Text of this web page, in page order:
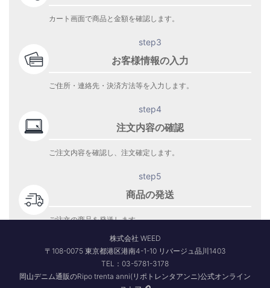
カート画面で商品と金額を確認します。
step3
お客様情報の入力
ご住所・連絡先・決済方法等を入力します。
step4
注文内容の確認
ご注文内容を確認し、注文確定します。
step5
商品の発送
ご注文の商品を発送します。
株式会社 WEED
〒108-0075 東京都港区港南4-1-10 リバージュ品川1403
TEL：03-5781-3178
岡山デニム通販のRipo trenta anni(リポトレンタアンニ)公式オンライン